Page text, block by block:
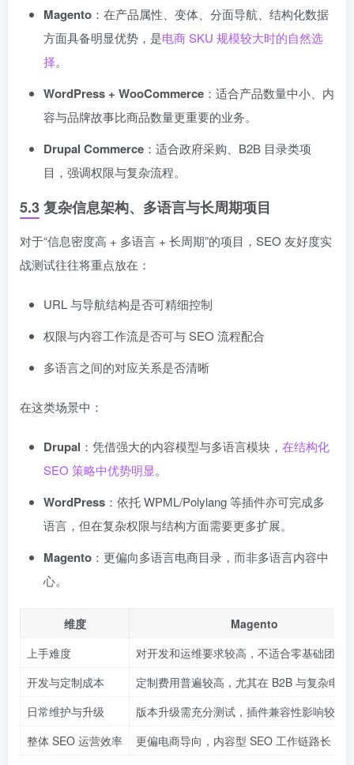
Magento ：在产品属性、变体、分面导航、结构化数据
方面具备明显优势，是电商 SKU 规模较大时的自然选
择。
WordPress + WooCommerce ：适合产品数量中小、内
容与品牌故事比商品数量更重要的业务。
Drupal Commerce ：适合政府采购、B2B 目录类项
目，强调权限与复杂流程。
5.3 复杂信息架构、多语言与长周期项目
对于“信息密度高 + 多语言 + 长周期”的项目，SEO 友好度实
战测试往往将重点放在：
URL 与导航结构是否可精细控制
权限与内容工作流是否可与 SEO 流程配合
多语言之间的对应关系是否清晰
在这类场景中：
Drupal ：凭借强大的内容模型与多语言模块， 在结构化
SEO 策略中优势明显。
WordPress ：依托 WPML/Polylang 等插件亦可完成多
语言，但在复杂权限与结构方面需要更多扩展。
Magento ：更偏向多语言电商目录，而非多语言内容中
心。
维度
Magento
上手难度
对开发和运维要求较高，不适合零基础团队
开发与定制成本
定制费用普遍较高，尤其在 B2B 与复杂电商
日常维护与升级
版本升级需充分测试，插件兼容性影响较大
整体 SEO 运营效率
更偏电商导向，内容型 SEO 工作链路长